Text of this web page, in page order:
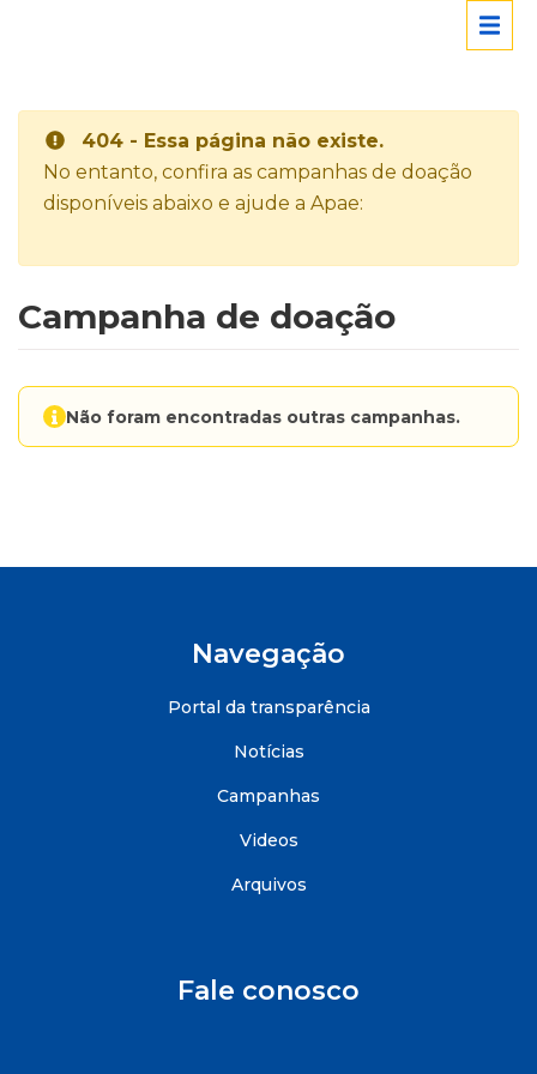
404 - Essa página não existe.
No entanto, confira as campanhas de doação
disponíveis abaixo e ajude a Apae:
Campanha de doação
Não foram encontradas outras campanhas.
Navegação
Portal da transparência
Notícias
Campanhas
Videos
Arquivos
Fale conosco